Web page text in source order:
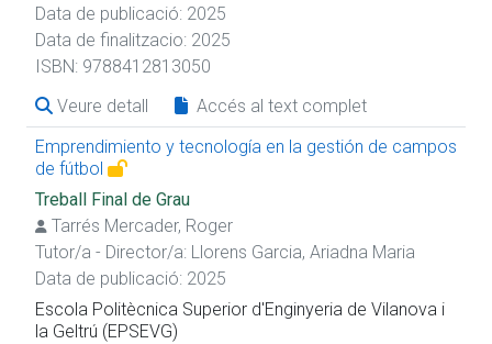
Data de publicació: 2025
Data de finalitzacio: 2025
ISBN: 9788412813050
Veure detall
Accés al text complet
Emprendimiento y tecnología en la gestión de campos
de fútbol
Treball Final de Grau
Tarrés Mercader, Roger
Tutor/a - Director/a: Llorens Garcia, Ariadna Maria
Data de publicació: 2025
Escola Politècnica Superior d'Enginyeria de Vilanova i
la Geltrú (EPSEVG)